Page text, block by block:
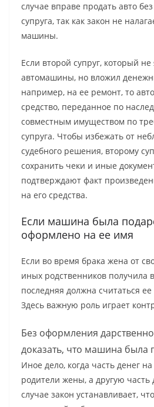
случае вправе продать авто без
супруга, так как закон не
машины.
Если второй супруг, который
автомашины, но вложил
например, на ее ремонт, то
средство, переданное по
совместным имуществом по
супруга. Чтобы избежать от
судебного решения, второму
сохранить чеки и иные
подтверждают факт
на его средства.
Если машина была
оформлено на ее имя
Если во время брака жена от
иных родственников получила
последняя должна считаться
Здесь важную роль играет
Без оформления
доказать, что машина была
Иное дело, когда часть денег
родители жены, а другую часть
случае закон устанавливает,